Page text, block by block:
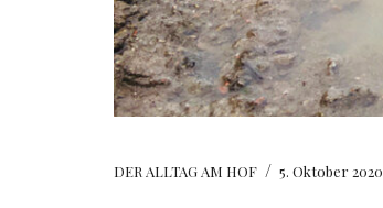
DER ALLTAG AM HOF / 5. Oktober 2020